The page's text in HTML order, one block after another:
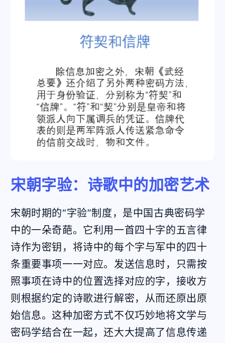
宋朝字验：诗歌中的加密艺术
宋朝时期的“字验”制度，是中国古典密码学
中的一朵奇葩。它利用一首四十字的五言律
诗作为密钥，将诗中的每个字与军中的四十
条重要事项一一对应。发送信息时，只需按
照事项在诗中的位置选择对应的字，接收方
则根据约定的诗歌进行解密，从而还原出原
始信息。这种加密方式不仅巧妙地将文学与
密码学结合在一起，还大大提高了信息传递